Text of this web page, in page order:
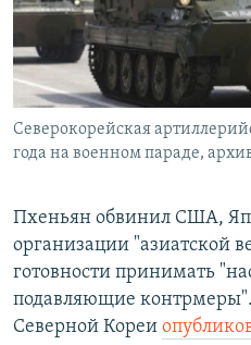
СОЦИАЛЬНЫЕ СЕТИ
Северокорейская
года на военном параде,
Пхеньян обвинил США,
организации "азиатской
готовности принимать
подавляющие
Северной Кореи